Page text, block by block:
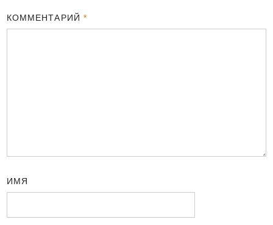
КОММЕНТАРИЙ *
ИМЯ